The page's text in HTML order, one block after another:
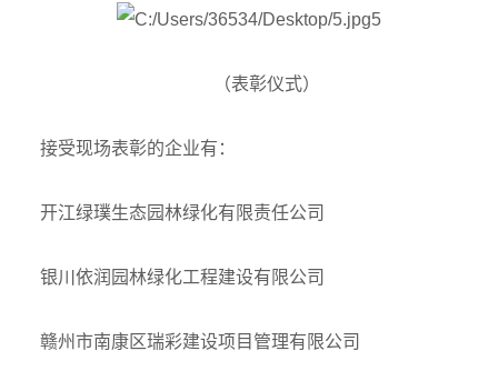
（表彰仪式）
接受现场表彰的企业有：
开江绿璞生态园林绿化有限责任公司
银川依润园林绿化工程建设有限公司
赣州市南康区瑞彩建设项目管理有限公司